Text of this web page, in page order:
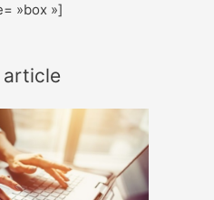
»box »]
article